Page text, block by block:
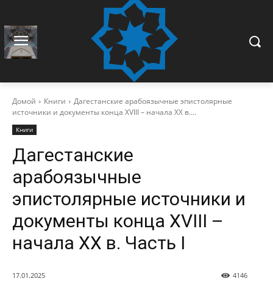
Домой Книги
Дагестанские арабоязычные эпистолярные
источники и документы конца XVIII – начала ХХ в....
Книги
Дагестанские
арабоязычные
эпистолярные источники и
документы конца XVIII –
начала ХХ в. Часть I
17.01.2025 4146